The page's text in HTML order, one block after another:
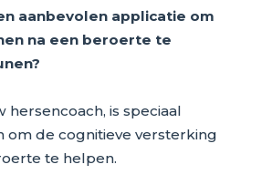
aanbevolen applicatie om
na een beroerte te
hersencoach, is speciaal
om de cognitieve versterking
te helpen.